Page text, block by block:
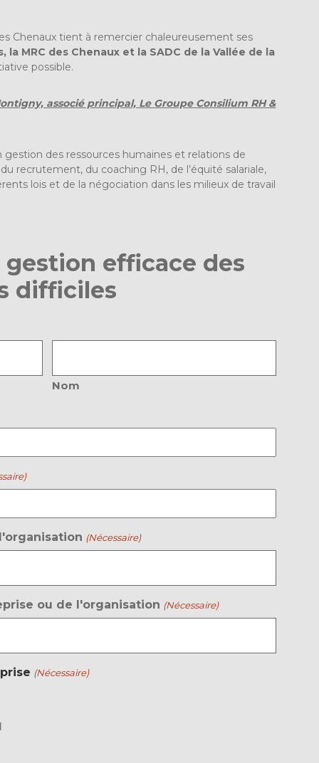
Chenaux tient à remercier chaleureusement ses
la MRC des Chenaux et la SADC de la Vallée de la
possible.
associé principal, Le Groupe Consilium RH &
gestion des ressources humaines et relations de
recrutement, du coaching RH, de l’équité salariale,
lois et de la négociation dans les milieux de travail
efficace des
difficiles
Nom
(Nécessaire)
ou de l'organisation (Nécessaire)
(Nécessaire)